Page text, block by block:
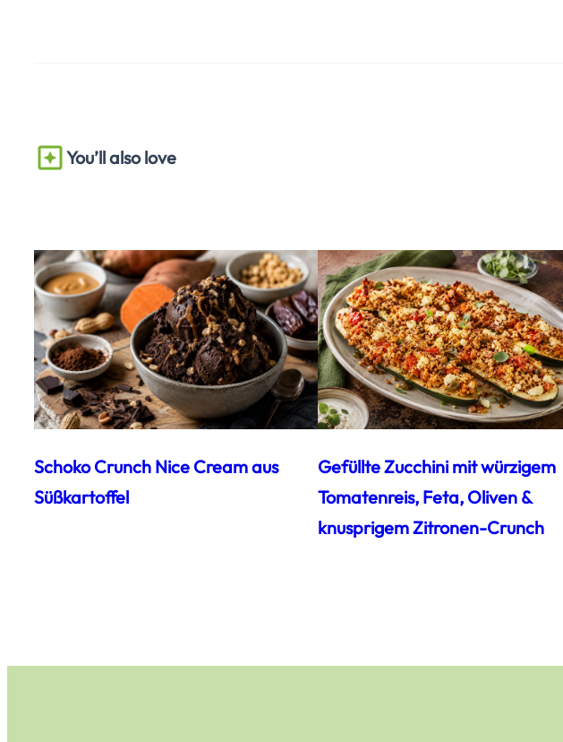
You’ll also love
Schoko Crunch Nice Cream aus
Süßkartoffel
Gefüllte Zucchini mit würzigem
Tomatenreis, Feta, Oliven &
knusprigem Zitronen-Crunch